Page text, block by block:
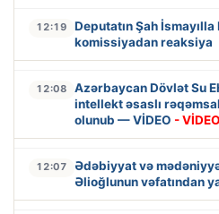
12:19
Deputatın Şah
komissiyadan reaksiya
12:08
Azərbaycan Dövlət Su
intellekt əsaslı
olunub — VİDEO - VİDEO
12:07
Ədəbiyyat və
Əlioğlunun vəfatından